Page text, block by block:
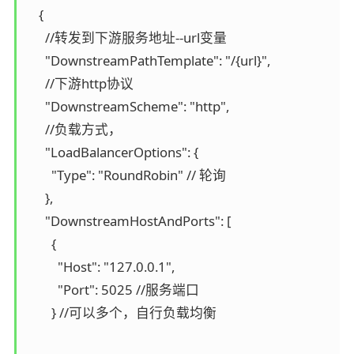
    {
      //转发到下游服务地址--url变量
      "DownstreamPathTemplate": "/{url}",
      //下游http协议
      "DownstreamScheme": "http",
      //负载方式，
      "LoadBalancerOptions": {
        "Type": "RoundRobin" // 轮询
      },
      "DownstreamHostAndPorts": [
        {
          "Host": "127.0.0.1",
          "Port": 5025 //服务端口
        } //可以多个，自行负载均衡